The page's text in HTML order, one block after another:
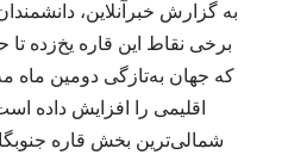
به گزارش خبرآنلاین،
که جهان به‌تازگی دومین ماه